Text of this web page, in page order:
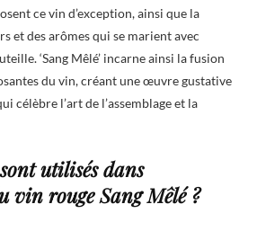
ce vin d’exception, ainsi que la
et des arômes qui se marient avec
‘Sang Mêlé’ incarne ainsi la fusion
du vin, créant une œuvre gustative
célèbre l’art de l’assemblage et la
utilisés dans
vin rouge Sang Mêlé ?